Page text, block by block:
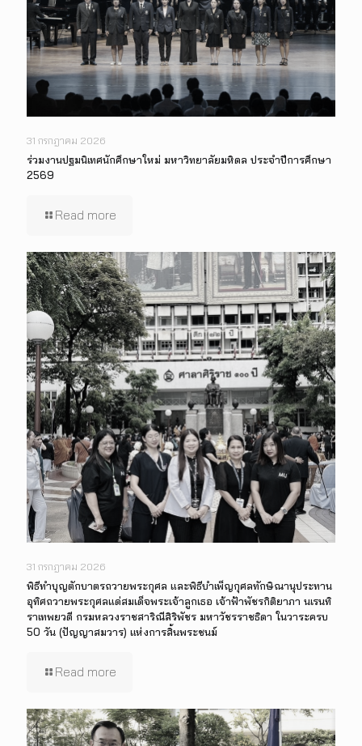
31 กรกฎาคม 2026
ร่วมงานปฐมนิเทศนักศึกษาใหม่ มหาวิทยาลัยมหิดล ประจำปีการศึกษา
2569
Read more
31 กรกฎาคม 2026
พิธีทำบุญตักบาตรถวายพระกุศล และพิธีบำเพ็ญกุศลทักษิณานุประทาน
อุทิศถวายพระกุศลแด่สมเด็จพระเจ้าลูกเธอ เจ้าฟ้าพัชรกิติยาภา นเรนทิ
ราเทพยวดี กรมหลวงราชสาริณีสิริพัชร มหาวัชรราชธิดา ในวาระครบ
50 วัน (ปัญญาสมวาร) แห่งการสิ้นพระชนม์
Read more